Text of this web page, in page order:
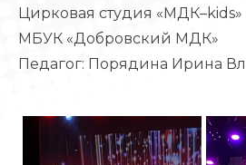
Цирковая студия «МДК–kids»
МБУК «Добровский МДК»
Педагог: Порядина Ирина